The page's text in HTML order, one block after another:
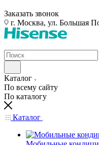
Заказать звонок
г. Москва, ул. Большая
Каталог
По всему сайту
По каталогу
Каталог